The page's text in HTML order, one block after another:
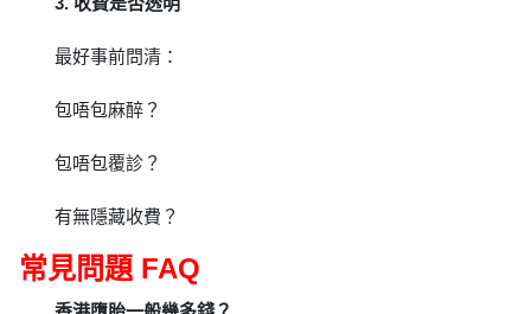
最好事前問清：
包唔包麻醉？
包唔包覆診？
有無隱藏收費？
常見問題 FAQ